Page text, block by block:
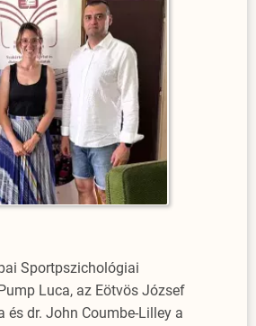
Sportpszichológiai
Luca, az Eötvös József
és dr. John Coumbe-Lilley a